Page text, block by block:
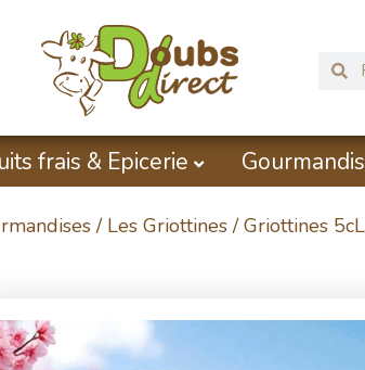
frais & Epicerie
/ Les Griottines / Griottines